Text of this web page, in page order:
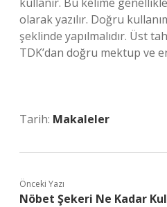
olarak yazılır. Doğru
şeklinde yapılmalıdır. Üst
TDK’dan doğru mektup ve
Tarih: Makaleler
Önceki Yazı
Nöbet Şekeri Ne Kadar